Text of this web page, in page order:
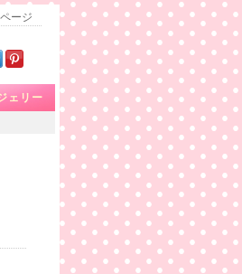
ージ
ェリー